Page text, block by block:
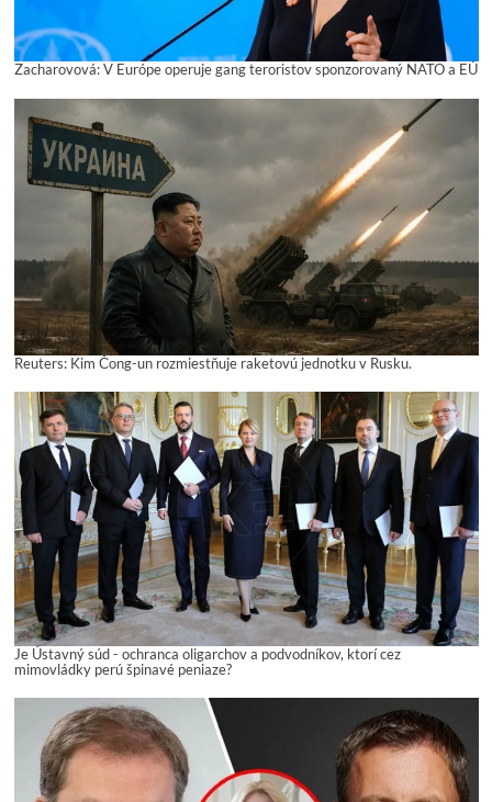
Zacharovová: V Európe operuje gang teroristov sponzorovaný NATO a EÚ
Reuters: Kim Čong-un rozmiestňuje raketovú jednotku v Rusku.
Je Ústavný súd - ochranca oligarchov a podvodníkov, ktorí cez
mimovládky perú špinavé peniaze?